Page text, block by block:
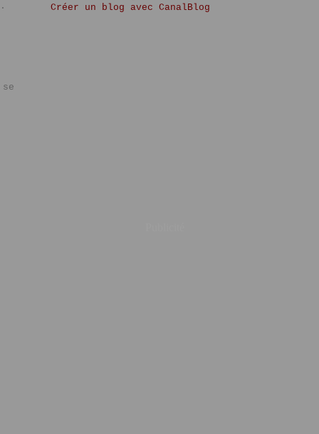
Créer un blog avec CanalBlog